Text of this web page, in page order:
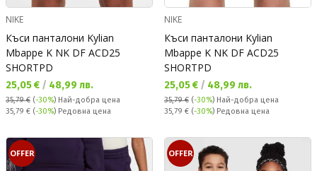
NIKE
Къси панталони Kylian
Mbappe K NK DF ACD25
SHORTPD
Текуща цена:
25,05 € / 48,99 лв.
35,79 € (-30%) Най-добра цена
Редовна цена:
35,79 € (-30%) Редовна цена
NIKE
Къси панталони Kylian
Mbappe K NK DF ACD25
SHORTPD
Текуща цена:
25,05 € / 48,99 лв.
35,79 € (-30%) Най-добра цена
Редовна цена:
35,79 € (-30%) Редовна цена
OFFER OFFER